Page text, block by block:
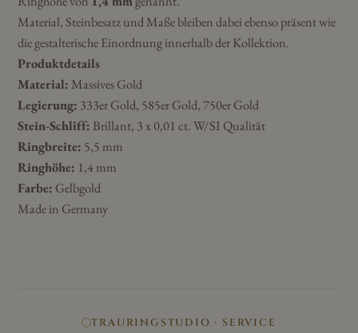
Material, Steinbesatz und Maße bleiben dabei ebenso präsent wie
die gestalterische Einordnung innerhalb der Kollektion.
Produktdetails
Material: Massives Gold
Legierung: 333er Gold, 585er Gold, 750er Gold
Stein-Schliff: Brillant, 3 x 0,01 ct. W/SI Qualität
Ringbreite: 5,5 mm
Ringhöhe: 1,4 mm
Farbe: Gelbgold
Made in Germany
TRAURINGSTUDIO · SERVICE